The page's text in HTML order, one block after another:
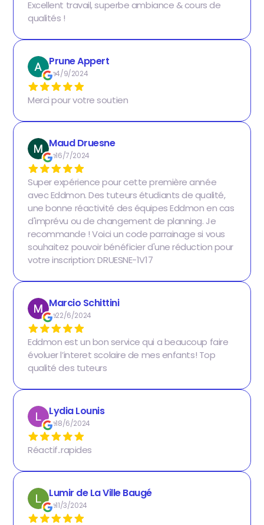
Excellent travail, superbe ambiance & cours de
qualités !
Prune Appert
Le4/9/2024
Merci pour votre soutien
Maud Druesne
Le16/7/2024
Super expérience pour cette première année
avec Eddmon. Des tuteurs étudiants de qualité,
une bonne réactivité des équipes Eddmon en cas
d'imprévu ou de changement de planning. Je
recommande ! Voici un code parrainage si vous
souhaitez pouvoir bénéficier d'une réduction pour
votre inscription: DRUESNE-1V17
Marcio Schittini
Le22/6/2024
Eddmon est un bon service qui a beaucoup faire
évoluer l’interet scolaire de mes enfants! Top
qualité des tuteurs
Lydia Lounis
Le18/6/2024
Réactif..rapides
Lumir de La Ville Baugé
Le11/3/2024